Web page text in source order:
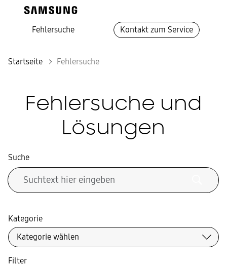
Fehlersuche Kontakt zum Service
Startseite Fehlersuche
Fehlersuche und
Lösungen
Suche
Kategorie
Filter